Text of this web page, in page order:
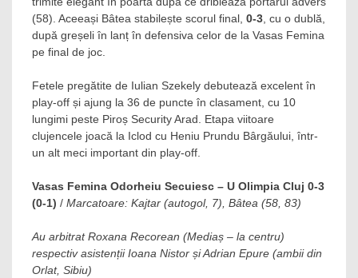
(58). Aceeași Bâtea stabilește scorul final, 0-3 , cu o dublă,
după greșeli în lanț în defensiva celor de la Vasas Femina
pe final de joc.
Fetele pregătite de Iulian Szekely debutează excelent în
play-off și ajung la 36 de puncte în clasament, cu 10
lungimi peste Piroș Security Arad. Etapa viitoare
clujencele joacă la Iclod cu Heniu Prundu Bârgăului, într-
un alt meci important din play-off.
Vasas Femina Odorheiu Secuiesc – U Olimpia Cluj 0-3
(0-1) / Marcatoare: Kajtar (autogol, 7), Bâtea (58, 83)
Au arbitrat Roxana Recorean (Mediaș – la centru)
respectiv asistenții Ioana Nistor și Adrian Epure (ambii din
Orlat, Sibiu)